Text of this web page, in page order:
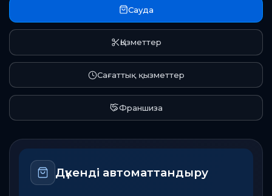
Сауда
Қызметтер
Сағаттық қызметтер
Франшиза
Жазылудан төлемге дейін